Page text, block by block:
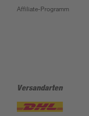
Affiliate-Programm
Versandarten